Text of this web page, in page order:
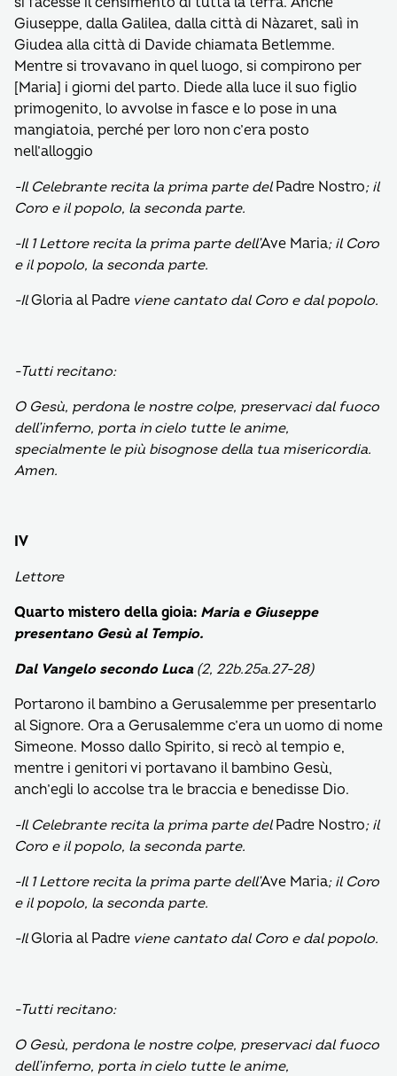
Giuseppe, dalla Galilea, dalla città di Nàzaret, salì in
Giudea alla città di Davide chiamata Betlemme.
Mentre si trovavano in quel luogo, si compirono per
[Maria] i giorni del parto. Diede alla luce il suo figlio
primogenito, lo avvolse in fasce e lo pose in una
mangiatoia, perché per loro non c’era posto
nell’alloggio
-Il Celebrante recita la prima parte del Padre Nostro; il
Coro e il popolo, la seconda parte.
-Il 1 Lettore recita la prima parte dell’Ave Maria; il Coro
e il popolo, la seconda parte.
-IlGloria al Padre viene cantato dal Coro e dal popolo.
-Tutti recitano:
O Gesù, perdona le nostre colpe, preservaci dal fuoco
dell’inferno, porta in cielo tutte le anime,
specialmente le più bisognose della tua misericordia.
Amen.
IV
Lettore
Quarto mistero della gioia: Maria e Giuseppe
presentano Gesù al Tempio.
Dal Vangelo secondo Luca (2, 22b.25a.27-28)
Portarono il bambino a Gerusalemme per presentarlo
al Signore. Ora a Gerusalemme c’era un uomo di nome
Simeone. Mosso dallo Spirito, si recò al tempio e,
mentre i genitori vi portavano il bambino Gesù,
anch’egli lo accolse tra le braccia e benedisse Dio.
-Il Celebrante recita la prima parte del Padre Nostro; il
Coro e il popolo, la seconda parte.
-Il 1 Lettore recita la prima parte dell’Ave Maria; il Coro
e il popolo, la seconda parte.
-IlGloria al Padre viene cantato dal Coro e dal popolo.
-Tutti recitano:
O Gesù, perdona le nostre colpe, preservaci dal fuoco
dell’inferno, porta in cielo tutte le anime,